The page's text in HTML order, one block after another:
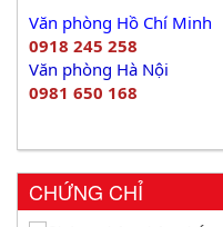
Văn phòng Hồ Chí Minh
0918 245 258
Văn phòng Hà Nội
0981 650 168
CHỨNG CHỈ